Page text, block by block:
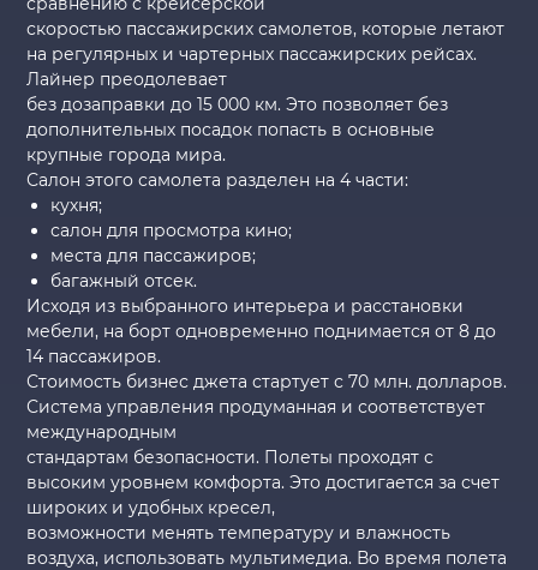
скоростью пассажирских самолетов, которые летают
на регулярных и чартерных пассажирских рейсах.
Лайнер преодолевает
без дозаправки до 15 000 км. Это позволяет без
дополнительных посадок попасть в основные
крупные города мира.
Салон этого самолета разделен на 4 части:
кухня;
салон для просмотра кино;
места для пассажиров;
багажный отсек.
Исходя из выбранного интерьера и расстановки
мебели, на борт одновременно поднимается от 8 до
14 пассажиров.
Стоимость бизнес джета стартует с 70 млн. долларов.
Система управления продуманная и соответствует
международным
стандартам безопасности. Полеты проходят с
высоким уровнем комфорта. Это достигается за счет
широких и удобных кресел,
возможности менять температуру и влажность
воздуха, использовать мультимедиа. Во время полета